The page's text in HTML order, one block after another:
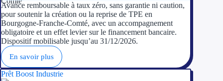
Avance remboursable à taux zéro, sans garantie ni caution,
pour soutenir la création ou la reprise de TPE en
Bourgogne-Franche-Comté, avec un accompagnement
obligatoire et un effet levier sur le financement bancaire.
Dispositif mobilisable jusqu’au 31/12/2026.
En savoir plus
Prêt Boost Industrie